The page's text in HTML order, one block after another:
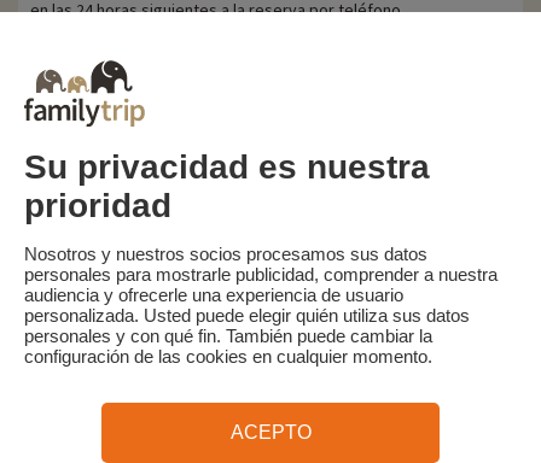
en las 24 horas siguientes a la reserva por teléfono.
anulación, VACAF retirará su ayuda y se aplicarán las
penalizaciones por anulación anteriormente mencionadas sobre
el importe total de la estancia.
Familytrip
¿Quiénes somos?
Condiciones generales y política de privacidad
Lo que la prensa dice de nosotros
Socios FAQ Blog Mapa del sitio
Pago seguro dirigido por Sooyoos
¿Necesitas ayuda?
Su privacidad es nuestra
prioridad
Nosotros y nuestros socios procesamos sus datos
personales para mostrarle publicidad, comprender a nuestra
audiencia y ofrecerle una experiencia de usuario
personalizada. Usted puede elegir quién utiliza sus datos
personales y con qué fin. También puede cambiar la
configuración de las cookies en cualquier momento.
ACEPTO